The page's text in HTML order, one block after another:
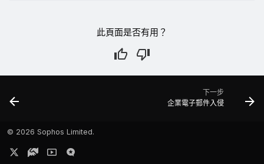
此頁面是否有用？
下一步
企業電子郵件入侵
© 2026 Sophos Limited.